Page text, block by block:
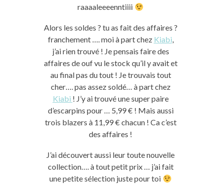
raaaaleeeenntiiii
Alors les soldes ? tu as fait des affaires ?
franchement …. moi à part chez Kiabi,
j’ai rien trouvé ! Je pensais faire des
affaires de ouf vu le stock qu’il y avait et
au final pas du tout ! Je trouvais tout
cher…. pas assez soldé… à part chez
Kiabi ! J’y ai trouvé une super paire
d’escarpins pour … 5,99 € ! Mais aussi
trois blazers à 11,99 € chacun ! Ca c’est
des affaires !
J’ai découvert aussi leur toute nouvelle
collection…. à tout petit prix … j’ai fait
une petite sélection juste pour toi